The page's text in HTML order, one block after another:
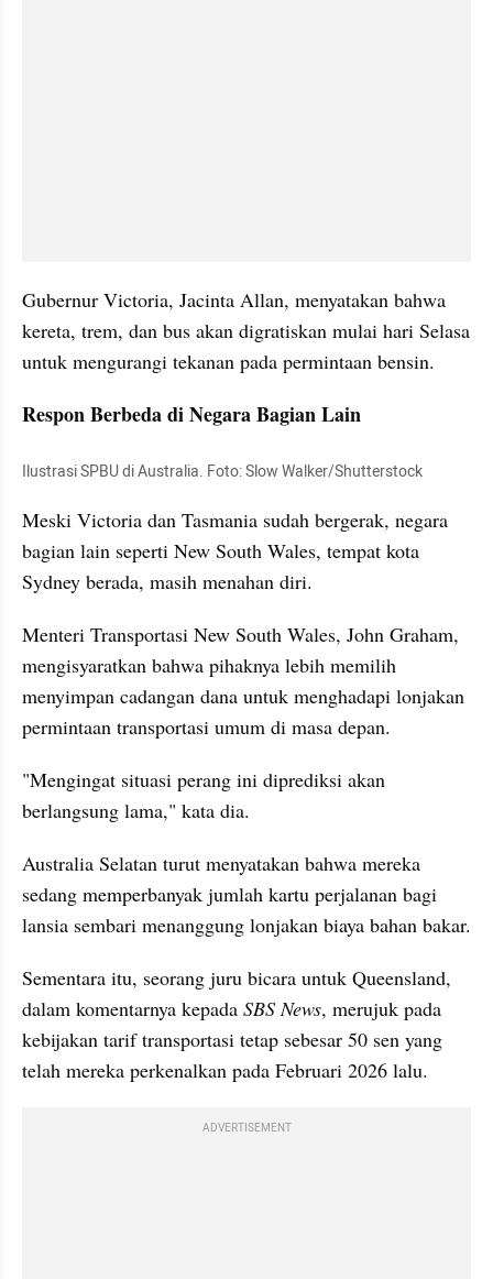
Gubernur Victoria, Jacinta Allan, menyatakan bahwa
kereta, trem, dan bus akan digratiskan mulai hari Selasa
untuk mengurangi tekanan pada permintaan bensin.
Respon Berbeda di Negara Bagian Lain
Ilustrasi SPBU di Australia. Foto: Slow Walker/Shutterstock
Meski Victoria dan Tasmania sudah bergerak, negara
bagian lain seperti New South Wales, tempat kota
Sydney berada, masih menahan diri.
Menteri Transportasi New South Wales, John Graham,
mengisyaratkan bahwa pihaknya lebih memilih
menyimpan cadangan dana untuk menghadapi lonjakan
permintaan transportasi umum di masa depan.
"Mengingat situasi perang ini diprediksi akan
berlangsung lama," kata dia.
Australia Selatan turut menyatakan bahwa mereka
sedang memperbanyak jumlah kartu perjalanan bagi
Sementara itu, seorang juru bicara untuk Queensland,
dalam komentarnya kepada SBS News, merujuk pada
kebijakan tarif transportasi tetap sebesar 50 sen yang
telah mereka perkenalkan pada Februari 2026 lalu.
ADVERTISEMENT